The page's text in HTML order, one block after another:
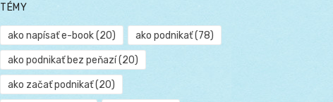
TÉMY
ako napísať e-book(20) ako podnikať(78)
ako podnikať bez peňazí(20)
ako začať podnikať(20)